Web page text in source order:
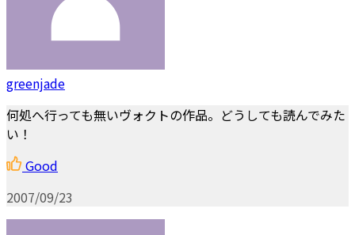
greenjade
何処へ行っても無いヴォクトの作品。どうしても読んでみた
い！
Good
2007/09/23